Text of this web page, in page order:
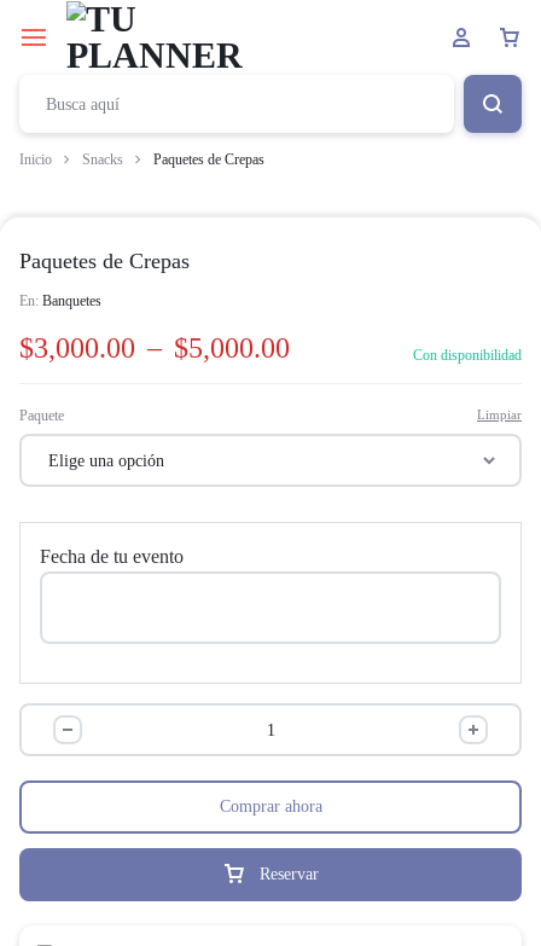
Inicio Snacks Paquetes de Crepas
Paquetes de Crepas
En: Banquetes
$3,000.00 – $5,000.00 Con disponibilidad
Paquete Limpiar
Fecha de tu evento
Reservar
Comprar ahora